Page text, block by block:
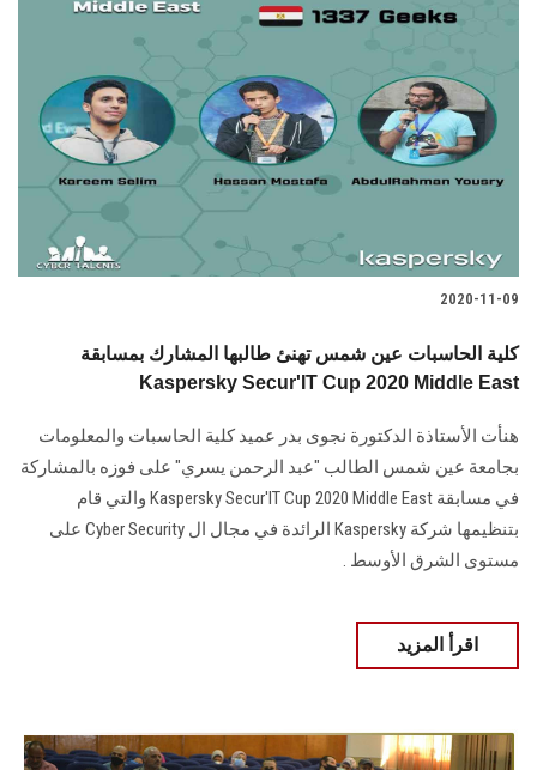
تواصل معنا
الطلاب
هيئة التدريس
الخريجين
الزائـرون
2020-11-09
كلية الحاسبات عين شمس تهنئ طالبها المشارك بمسابقة
Kaspersky Secur'IT Cup 2020 Middle East
هنأت الأستاذة الدكتورة نجوى بدر عميد كلية الحاسبات والمعلومات
بجامعة عين شمس الطالب "عبد الرحمن يسري" على فوزه بالمشاركة
في مسابقة Kaspersky Secur'IT Cup 2020 Middle East والتي قام
بتنظيمها شركة Kaspersky الرائدة في مجال ال Cyber Security على
مستوى الشرق الأوسط .
اقرأ المزيد